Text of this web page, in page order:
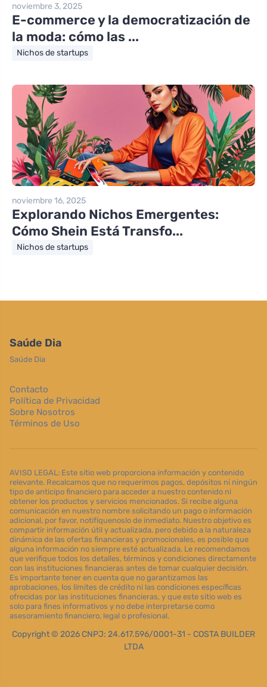
noviembre 3, 2025
E-commerce y la democratización de
la moda: cómo las ...
Nichos de startups
noviembre 16, 2025
Explorando Nichos Emergentes:
Cómo Shein Está Transfo...
Nichos de startups
Saúde Dia
Saúde Dia
Contacto
Política de Privacidad
Sobre Nosotros
Términos de Uso
AVISO LEGAL: Este sitio web proporciona información y contenido
relevante. Recalcamos que no requerimos pagos, depósitos ni ningún
tipo de anticipo financiero para acceder a nuestro contenido ni
obtener los productos y servicios mencionados. Si recibe alguna
comunicación en nuestro nombre solicitando un pago o información
adicional, por favor, notifíquenoslo de inmediato. Nuestro objetivo es
compartir información útil y actualizada, pero debido a la naturaleza
dinámica de las ofertas financieras y promocionales, es posible que
alguna información no siempre esté actualizada. Le recomendamos
que verifique todos los detalles, términos y condiciones directamente
con las instituciones financieras antes de tomar cualquier decisión.
Es importante tener en cuenta que no garantizamos las
aprobaciones, los límites de crédito ni las condiciones específicas
ofrecidas por las instituciones financieras, y que este sitio web es
solo para fines informativos y no debe interpretarse como
asesoramiento financiero, legal o profesional.
Copyright © 2026 CNPJ: 24.617.596/0001-31 - COSTA BUILDER
LTDA